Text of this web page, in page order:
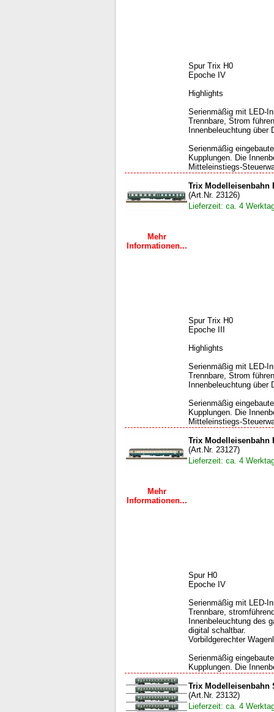
Spur Trix H0
Epoche IV
Highlights
Serienmäßig mit LED-
Trennbare, Strom
Innenbeleuchtung über
Serienmäßig
Kupplungen. Die
Mitteleinstiegs-
Mehr
Informationen...
Trix Modelleisenbahn
(Art.Nr. 23126)
Lieferzeit: ca. 4
Spur Trix H0
Epoche III
Highlights
Serienmäßig mit LED-
Trennbare, Strom
Innenbeleuchtung über
Serienmäßig
Kupplungen. Die
Mitteleinstiegs-
Mehr
Informationen...
Trix Modelleisenbahn
(Art.Nr. 23127)
Lieferzeit: ca. 4
Spur H0
Epoche IV
Serienmäßig mit LED-
Trennbare,
Innenbeleuchtung des
digital schaltbar.
Vorbildgerechter
Serienmäßig
Kupplungen. Die
Trix Modelleisenbahn
(Art.Nr. 23132)
Lieferzeit: ca. 4